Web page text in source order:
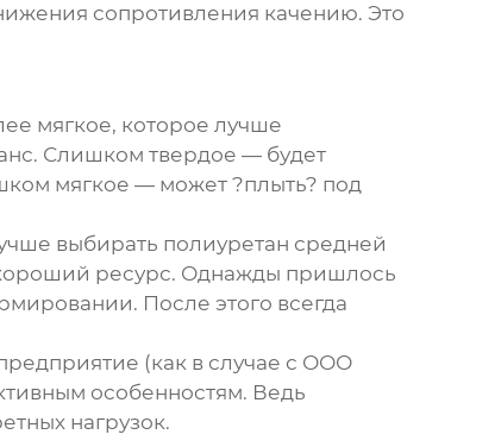
сопротивления качению. Это
мягкое, которое лучше
Слишком твердое — будет
мягкое — может ?плыть? под
выбирать полиуретан средней
ресурс. Однажды пришлось
После этого всегда
(как в случае с ООО
особенностям. Ведь
нагрузок.